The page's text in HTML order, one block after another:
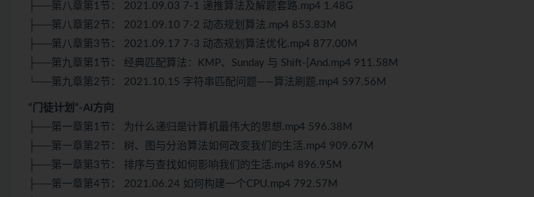
├──第八章第1节： 2021.09.03 7-1 递推算法及解题套路.mp4 1.48G
├──第八章第2节： 2021.09.10 7-2 动态规划算法.mp4 853.83M
├──第八章第3节： 2021.09.17 7-3 动态规划算法优化.mp4 877.00M
├──第九章第1节： 经典匹配算法：KMP、Sunday 与 Shift-[And.mp4 911.58M
└──第九章第2节： 2021.10.15 字符串匹配问题——算法刷题.mp4 597.56M
“门徒计划”-AI方向
├──第一章第1节： 为什么递归是计算机最伟大的思想.mp4 596.38M
├──第一章第2节： 树、图与分治算法如何改变我们的生活.mp4 909.67M
├──第一章第3节： 排序与查找如何影响我们的生活.mp4 896.95M
├──第一章第4节： 2021.06.24 如何构建一个CPU.mp4 792.57M